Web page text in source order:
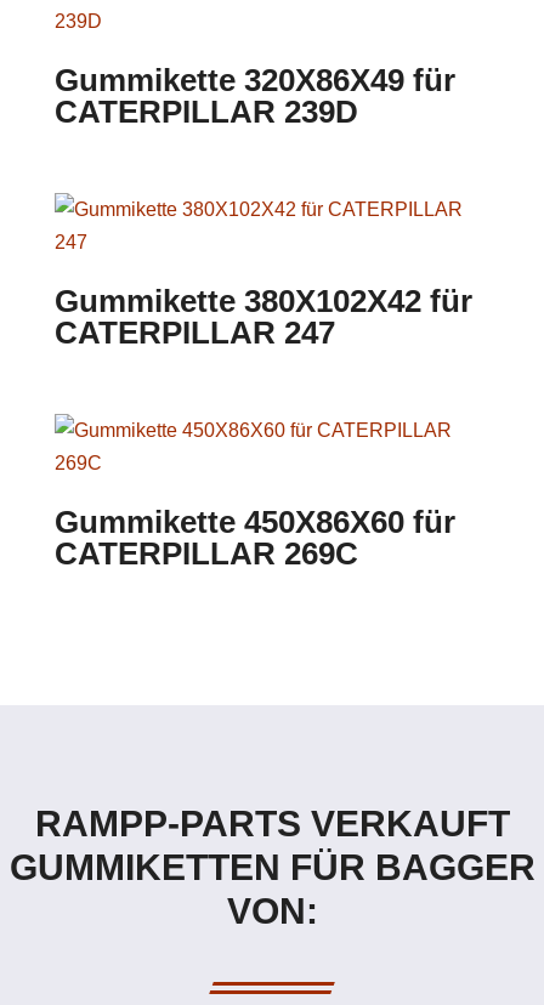
Gummikette 320X86X49 für
CATERPILLAR 239D
Gummikette 380X102X42 für
CATERPILLAR 247
Gummikette 450X86X60 für
CATERPILLAR 269C
RAMPP-PARTS VERKAUFT
GUMMIKETTEN FÜR BAGGER
VON: